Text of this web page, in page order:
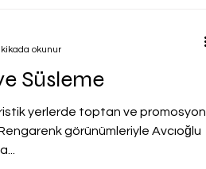
Süsleme
yerlerde toptan ve promosyon
görünümleriyle Avcıoğlu
okunur